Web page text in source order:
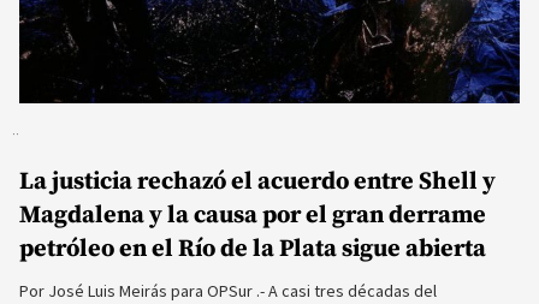
La justicia rechazó el acuerdo entre Shell y
Magdalena y la causa por el gran derrame
petróleo en el Río de la Plata sigue abierta
Por José Luis Meirás para OPSur .- A casi tres décadas del